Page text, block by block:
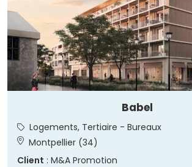
Babel
Logements, Tertiaire - Bureaux
Montpellier (34)
Client : M&A Promotion